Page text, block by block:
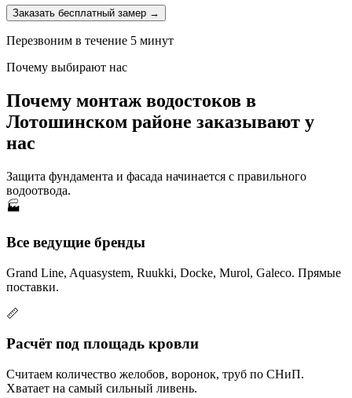
Заказать бесплатный замер →
Перезвоним в течение 5 минут
Почему выбирают нас
Почему монтаж водостоков в
Лотошинском районе заказывают у
нас
Защита фундамента и фасада начинается с правильного
водоотвода.
🏭
Все ведущие бренды
Grand Line, Aquasystem, Ruukki, Docke, Murol, Galeco. Прямые
поставки.
📏
Расчёт под площадь кровли
Считаем количество желобов, воронок, труб по СНиП.
Хватает на самый сильный ливень.